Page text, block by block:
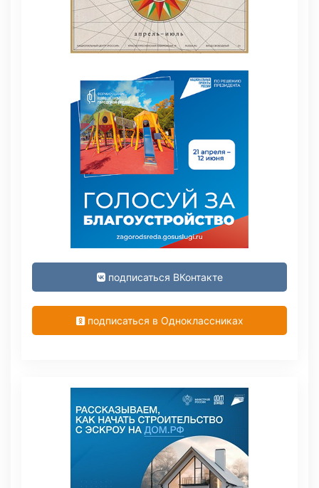
подписаться ВКонтакте
подписаться в Одноклассниках